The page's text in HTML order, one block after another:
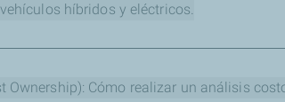
híbridos y eléctricos.
de estas tecnologías.
Ownership): Cómo realizar un análisis